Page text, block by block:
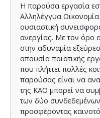
Η παρούσα εργασία
Αλληλέγγυα
ουσιαστική
ανεργίας. Με τον όρο
στην αδυναμία
απουσία ποιοτικής
που πλήττει πολλές
παρούσας είναι να
της ΚΑΟ μπορεί να
των δύο
προσφέροντας